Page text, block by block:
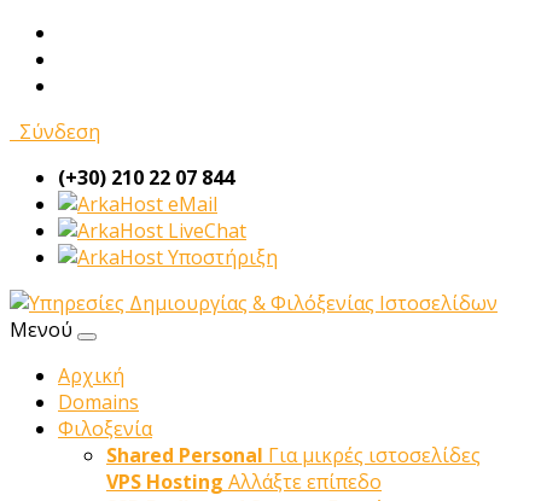
Σύνδεση
(+30) 210 22 07 844
eMail
LiveChat
Υποστήριξη
Μενού
Αρχική
Domains
Φιλοξενία
Shared Personal Για μικρές ιστοσελίδες
VPS Hosting Αλλάξτε επίπεδο